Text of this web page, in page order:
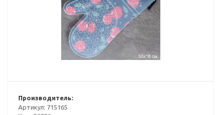
Производитель:
Артикул: 715165